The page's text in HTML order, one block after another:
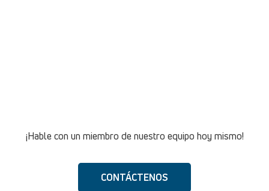
¡Hable con un miembro de nuestro equipo hoy mismo!
CONTÁCTENOS